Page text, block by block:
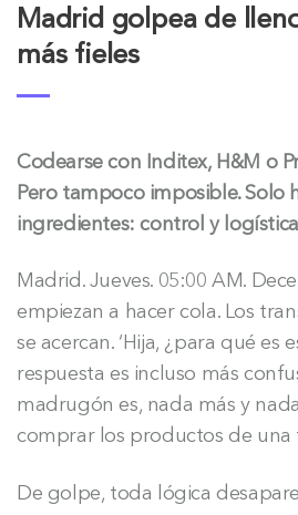
Madrid golpea de
más fieles
Codearse con Inditex, H&M o
Pero tampoco imposible. Solo
ingredientes: control y
Madrid. Jueves. 05:00 AM.
empiezan a hacer cola. Los
se acercan. ‘Hija, ¿para qué es
respuesta es incluso más
madrugón es, nada más y
comprar los productos de una
De golpe, toda lógica